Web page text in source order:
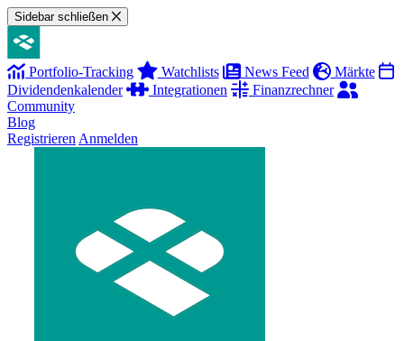
Sidebar schließen
Portfolio-Tracking Watchlists News Feed
Märkte
Dividendenkalender
Integrationen
Finanzrechner
Community
Blog
Registrieren Anmelden